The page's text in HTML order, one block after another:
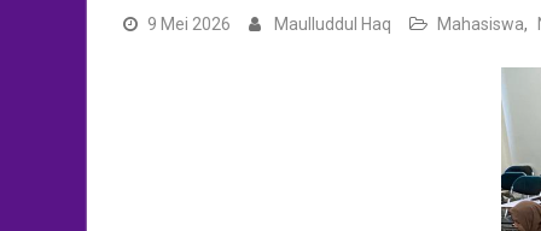
9 Mei 2026 Maulluddul Haq Mahasiswa,